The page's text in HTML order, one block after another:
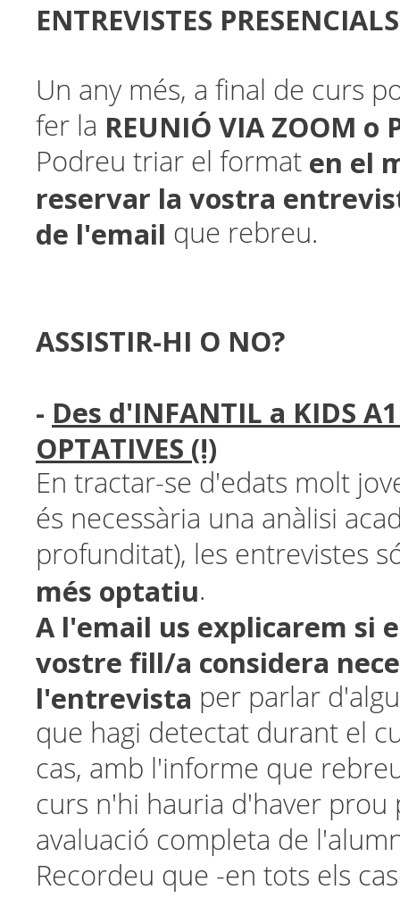
ENTREVISTES
Un any més, a final de curs
fer la REUNIÓ VIA ZOOM o
Podreu triar el format en el
reservar la vostra
de l'email que rebreu.
ASSISTIR-HI O NO?
- Des d'INFANTIL a KIDS
OPTATIVES (!)
En tractar-se d'edats molt
és necessària una anàlisi
profunditat), les entrevistes
més optatiu.
A l'email us explicarem si
vostre fill/a considera
l'entrevista per parlar
que hagi detectat durant el
cas, amb l'informe que
curs n'hi hauria d'haver prou
avaluació completa de
Recordeu que -en tots els